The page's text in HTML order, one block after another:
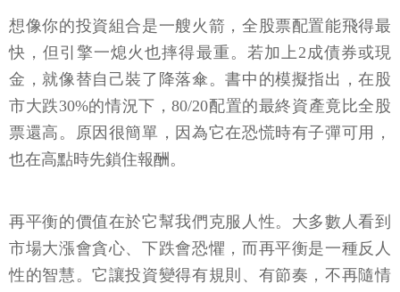
想像你的投資組合是一艘火箭，全股票配置能飛得最
快，但引擎一熄火也摔得最重。若加上2成債券或現
金，就像替自己裝了降落傘。書中的模擬指出，在股
市大跌30%的情況下，80/20配置的最終資產竟比全股
票還高。原因很簡單，因為它在恐慌時有子彈可用，
也在高點時先鎖住報酬。
再平衡的價值在於它幫我們克服人性。大多數人看到
市場大漲會貪心、下跌會恐懼，而再平衡是一種反人
性的智慧。它讓投資變得有規則、有節奏，不再隨情